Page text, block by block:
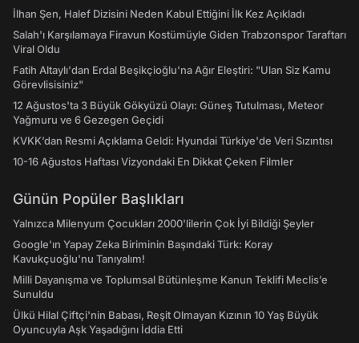
İlhan Şen, Halef Dizisini Neden Kabul Ettiğini İlk Kez Açıkladı
Salah'ı Karşılamaya Firavun Kostümüyle Giden Trabzonspor Taraftarı
Viral Oldu
Fatih Altaylı'dan Erdal Beşikçioğlu'na Ağır Eleştiri: "Ulan Siz Kamu
Görevlisisiniz"
12 Ağustos'ta 3 Büyük Gökyüzü Olayı: Güneş Tutulması, Meteor
Yağmuru ve 6 Gezegen Geçidi
KVKK’dan Resmi Açıklama Geldi: Hyundai Türkiye'de Veri Sızıntısı
10-16 Ağustos Haftası Vizyondaki En Dikkat Çeken Filmler
Günün Popüler Başlıkları
Yalnızca Milenyum Çocukları 2000'lilerin Çok İyi Bildiği Şeyler
Google'ın Yapay Zeka Biriminin Başındaki Türk: Koray
Kavukçuoğlu'nu Tanıyalım!
Milli Dayanışma ve Toplumsal Bütünleşme Kanun Teklifi Meclis’e
Sunuldu
Ülkü Hilal Çiftçi'nin Babası, Reşit Olmayan Kızının 10 Yaş Büyük
Oyuncuyla Aşk Yaşadığını İddia Etti